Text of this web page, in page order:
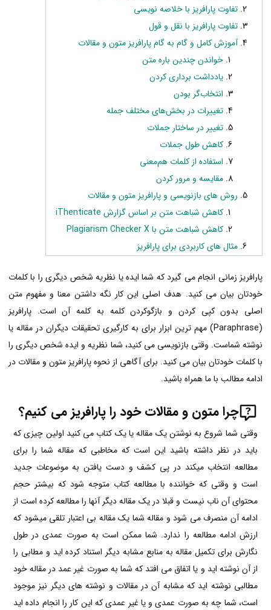
تفاوت پارافریز با خلاصه نویسی
تفاوت پارافریز با نقل و قول
آموزش کامل و گام به گام پارافریز متون و مقالات
خواندن چندین باره متن
یادداشت برداری کردن
انتخاب‌گر بودن
تغییرات در بخش‌های مختلف جمله
تغییر در ساختار جملات
کاهش طول جملات
استفاده از کلمات هم‌معنی
مقایسه و مرور کردن
روش های بازنویسی و پارافریز متون و مقالات
کاهش شباهت متن بر اساس گزارش iThenticate
کاهش شباهت متن با Plagiarism Checker X
مثال های کاربردی برای پارافریز
پارافریز زمانی انجام می­ گیرد که شما ایده یا نظریه شخص دیگری را با کلمات
خودتان بیان می­ کنید. هدف اصلی این کار نگه داشتن معنا و مفهوم متن
اصلی بدون کپی کردن و بازگوکردن کلمه به کلمه آن است. پارافریز
(Paraphrase) مهم­ ترین ابزار برای به کارگیری تحقیقات دیگران در مقاله یا
نوشته شماست. وقتی بازنویسی می­ کنید، شما نظریه و ایده شخص دیگری را
با کلمات خودتان بیان می­ کنید. برای آگاهی از نحوه پارافریز متون و مقالات در
ادامه مطالب با ما همراه باشید.
چرا متون و مقالات خود را پارافریز می کنیم؟
وقتی شما شروع به نوشتن یک مقاله یا یک کتاب می کنید اولین چیزی که
باید در نظر داشته باشید این است که مخاطبی که مقاله شما را برای
مطالعه انتخاب میکند در پی کشف و دست یافتن به موضوعات جدید
است و وقتی که خواننده با مطالعه کتاب متوجه شود که بیشتر حجم
محتوای آن ناب نیست و قبلا در یک مقاله دیگر آنها را مطالعه کرده است از
ادامه آن منصرف می شود و مقاله شما یک مقاله بی اعتبار تلقی میشود که
ارزش ادامه مطالعه را ندارد. شما ممکن است به صورت عمدی در طول
نگارش برای تکمیل مقاله به منابع مشابه دیگر استناد کرده اید و مطابی را
از آن نوشته اید و یا اتفاق می افتد که شما به صورت غیر عمد در مقاله خود
مطالبی نوشته اید که مشابه آن در مقالات و نوشته های دیگر نیز موجود
است، شما چه به صورت عمدی و یا غیر عمدی که این کار را انجام داده اید